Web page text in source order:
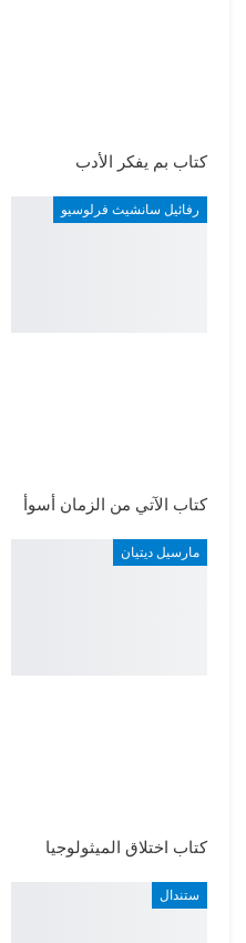
كتاب بم يفكر الأدب
رفائيل سانشيث فرلوسيو
كتاب الآتي من الزمان أسوأ
مارسيل ديتيان
كتاب اختلاق الميثولوجيا
ستندال